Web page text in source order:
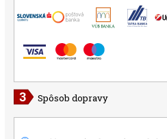
Spôsob dopravy